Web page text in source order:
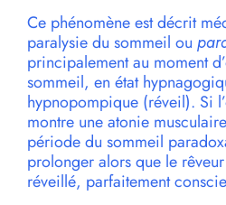
Ce phénomène est décrit
paralysie du sommeil ou
principalement au moment
sommeil, en état
hypnopompique (réveil). Si
montre une atonie
période du sommeil
prolonger alors que le
réveillé, parfaitement